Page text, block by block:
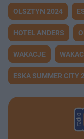
OLSZTYN 2024
HOTEL ANDERS
WAKACJE
ESKA SUMMER CITY